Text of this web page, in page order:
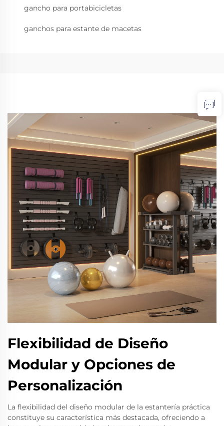
gancho para portabicicletas
ganchos para estante de macetas
Flexibilidad de Diseño
Modular y Opciones de
Personalización
La flexibilidad del diseño modular de la estantería práctica
constituye su característica más destacada, ofreciendo a